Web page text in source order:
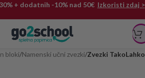
+ dodatnih -10% nad 50€ Izkoristi zdaj >
bloki Namenski učni zvezki Zvezki TakoLahko